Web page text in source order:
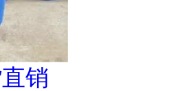
销